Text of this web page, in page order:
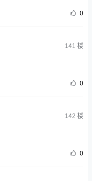
0
141 楼
0
142 楼
0